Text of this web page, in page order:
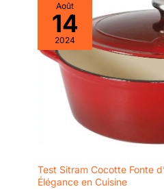
Août
14
2024
Test Sitram Cocotte Fonte
Élégance en Cuisine